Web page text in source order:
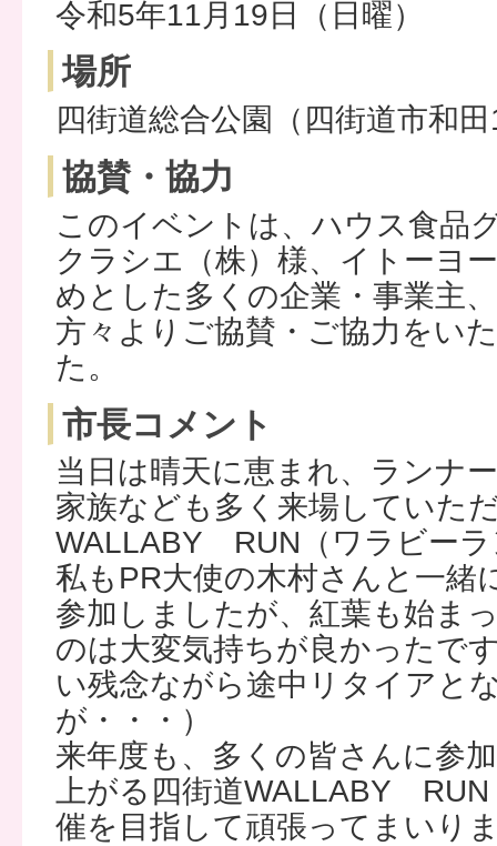
令和5年11月19日（日曜）
場所
四街道総合公園（四街道市和
協賛・協力
このイベントは、ハウス食品
クラシエ（株）様、イトーヨ
めとした多くの企業・事業主
方々よりご協賛・ご協力をい
た。
市長コメント
当日は晴天に恵まれ、ランナ
家族なども多く来場していた
WALLABY RUN（ワラビー
私もPR大使の木村さんと一緒
参加しましたが、紅葉も始ま
のは大変気持ちが良かったで
い残念ながら途中リタイアと
が・・・）
来年度も、多くの皆さんに参
上がる四街道WALLABY RUN
催を目指して頑張ってまいり